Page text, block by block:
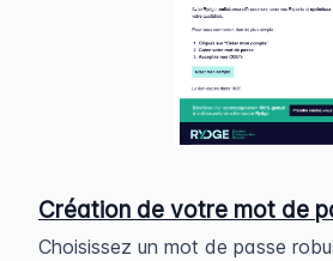
Création de votre mot de
Choisissez un mot de passe